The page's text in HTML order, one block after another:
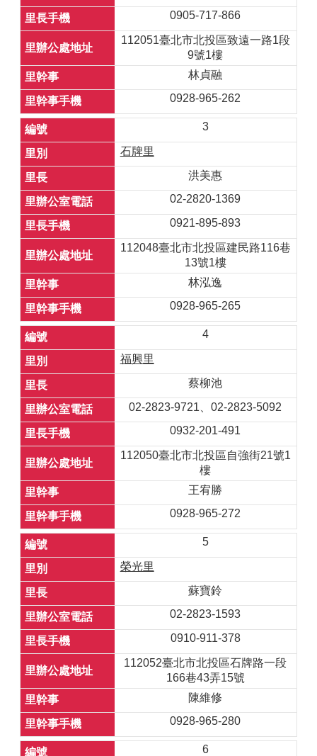
0905-717-866
112051臺北市北投區致遠一路1段
9號1樓
林貞融
0928-965-262
3
石牌里
洪美惠
02-2820-1369
0921-895-893
112048臺北市北投區建民路116巷
13號1樓
林泓逸
0928-965-265
4
福興里
蔡柳池
02-2823-9721、02-2823-5092
0932-201-491
112050臺北市北投區自強街21號1
樓
王宥勝
0928-965-272
5
榮光里
蘇寶鈴
02-2823-1593
0910-911-378
112052臺北市北投區石牌路一段
166巷43弄15號
陳維修
0928-965-280
6